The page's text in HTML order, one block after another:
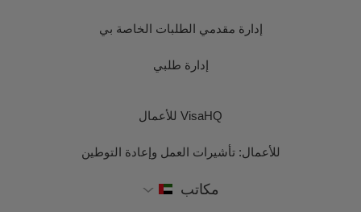
إدارة مقدمي الطلبات الخاصة بي
إدارة طلبي
VisaHQ للأعمال
للأعمال: تأشيرات العمل وإعادة التوطين
مكاتب